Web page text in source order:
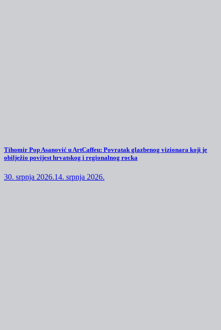
Tihomir Pop Asanović u ArtCaffeu: Povratak glazbenog vizionara koji je
obilježio povijest hrvatskog i regionalnog rocka
30. srpnja 2026.14. srpnja 2026.